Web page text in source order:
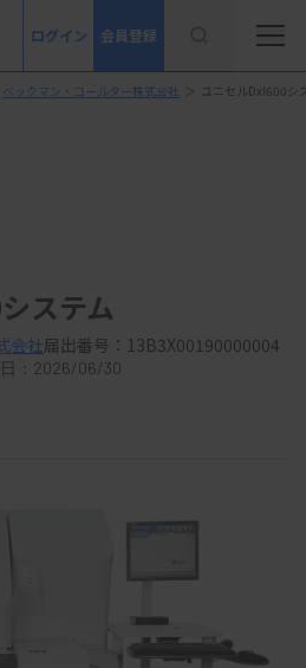
ログイン 会員登録
ベックマン・コールター株式会社 ＞ ユニセルDxl600シ
ステム
会社届出番号：13B3X00190000004
：2026/06/30